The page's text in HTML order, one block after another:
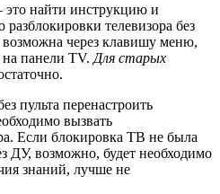
это найти инструкцию и
телевизора без
возможна через клавишу меню,
на панели TV. Для старых
пульта перенастроить
вызвать
Если блокировка ТВ не была
ДУ, возможно, будет необходимо
знаний, лучше не